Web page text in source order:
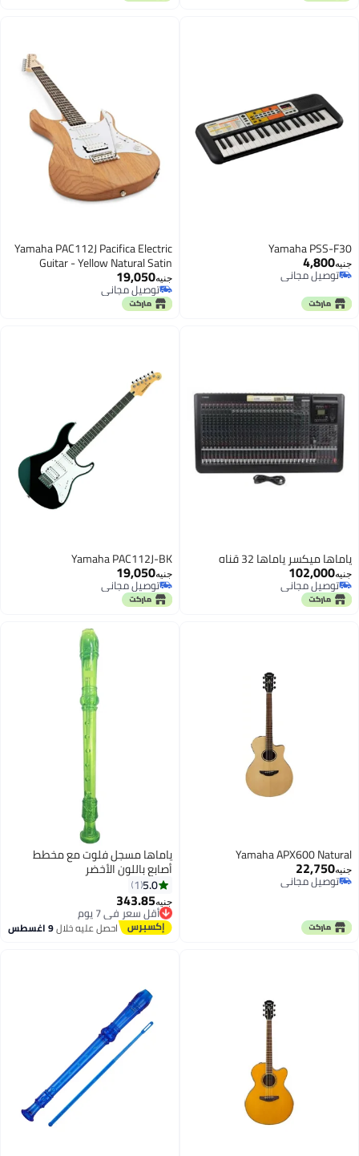
Yamaha PSS-F30
جنيه4,800
توصيل مجاني
Yamaha PAC112J Pacifica Electric
Guitar - Yellow Natural Satin
جنيه19,050
توصيل مجاني
توصيل مجاني
ياماها ميكسر ياماها 32 قناه
جنيه102,000
توصيل مجاني
توصيل مجاني
Yamaha PAC112J-BK
جنيه19,050
توصيل مجاني
توصيل مجاني
Yamaha APX600 Natural
جنيه22,750
توصيل مجاني
توصيل مجاني
ياماها مسجل فلوت مع مخطط
أصابع باللون الأخضر
5.0
1
جنيه343.85
أقل سعر في 7 يوم
توصيل مجاني
أقل سعر في 7 يوماحصل عليه خلال9 اغسطس